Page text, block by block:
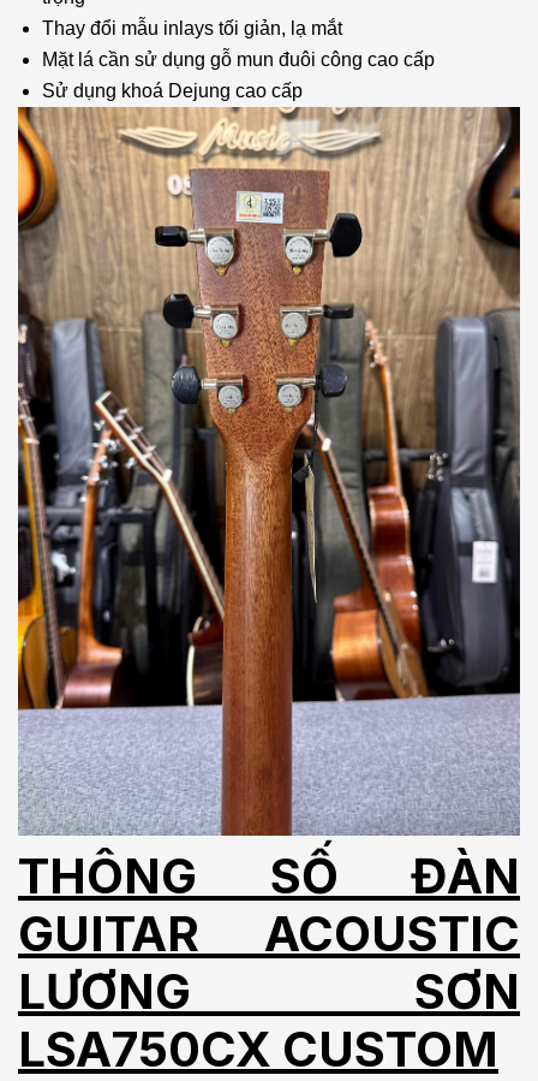
Thay đổi mẫu inlays tối giản, lạ mắt
Mặt lá cần sử dụng gỗ mun đuôi công cao cấp
Sử dụng khoá Dejung cao cấp
THÔNG SỐ ĐÀN
GUITAR ACOUSTIC
LƯƠNG SƠN
LSA750CX CUSTOM